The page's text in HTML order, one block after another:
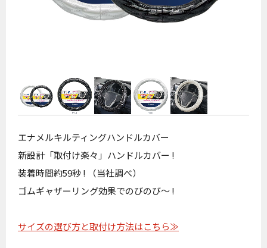
エナメルキルティングハンドルカバー
新設計「取付け楽々」ハンドルカバー !
装着時間約59秒 ! （当社調べ）
ゴムギャザーリング効果でのびのび～ !
サイズの選び方と取付け方法はこちら≫